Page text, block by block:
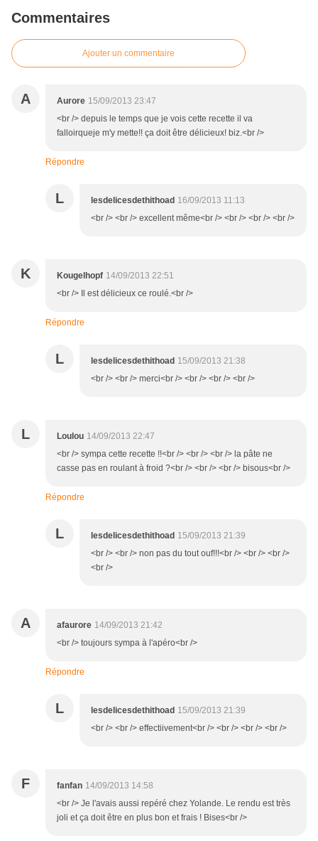
Commentaires
Ajouter un commentaire
A Aurore 15/09/2013 23:47
<br /> depuis le temps que je vois cette recette il va
falloirqueje m'y mette!! ça doit être délicieux! biz.<br />
Répondre
L lesdelicesdethithoad 16/09/2013 11:13
<br /> <br /> excellent même<br /> <br /> <br /> <br />
K Kougelhopf 14/09/2013 22:51
<br /> Il est délicieux ce roulé.<br />
Répondre
L lesdelicesdethithoad 15/09/2013 21:38
<br /> <br /> merci<br /> <br /> <br /> <br />
L Loulou 14/09/2013 22:47
<br /> sympa cette recette !!<br /> <br /> <br /> la pâte ne
casse pas en roulant à froid ?<br /> <br /> <br /> bisous<br />
Répondre
L lesdelicesdethithoad 15/09/2013 21:39
<br /> <br /> non pas du tout ouf!!!<br /> <br /> <br />
<br />
A afaurore 14/09/2013 21:42
<br /> toujours sympa à l'apéro<br />
Répondre
L lesdelicesdethithoad 15/09/2013 21:39
<br /> <br /> effectiivement<br /> <br /> <br /> <br />
F fanfan 14/09/2013 14:58
<br /> Je l'avais aussi repéré chez Yolande. Le rendu est très
joli et ça doit être en plus bon et frais ! Bises<br />